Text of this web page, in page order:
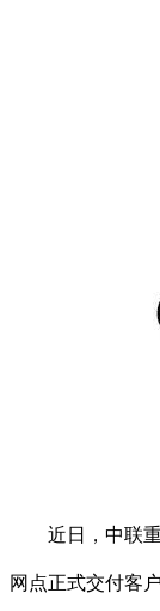
近日，中联重
网点正式交付客